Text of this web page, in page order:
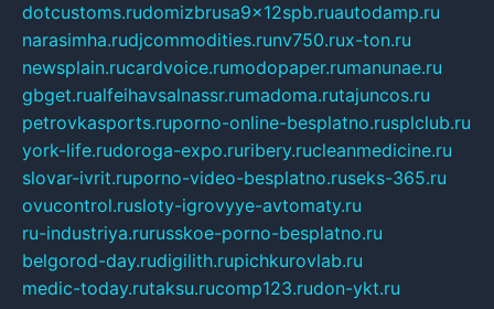
dotcustoms.rudomizbrusa9x12spb.ruautodamp.ru
narasimha.rudjcommodities.runv750.rux-ton.ru
newsplain.rucardvoice.rumodopaper.rumanunae.ru
gbget.rualfeihavsalnassr.rumadoma.rutajuncos.ru
petrovkasports.ruporno-online-besplatno.rusplclub.ru
york-life.rudoroga-expo.ruribery.rucleanmedicine.ru
slovar-ivrit.ruporno-video-besplatno.ruseks-365.ru
ovucontrol.rusloty-igrovyye-avtomaty.ru
ru-industriya.rurusskoe-porno-besplatno.ru
belgorod-day.rudigilith.rupichkurovlab.ru
medic-today.rutaksu.rucomp123.rudon-ykt.ru